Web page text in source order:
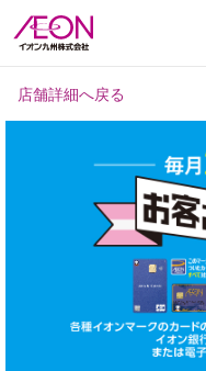
店舗詳細へ戻る